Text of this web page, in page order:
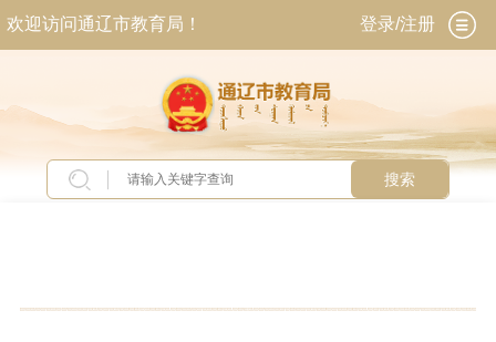
欢迎访问通辽市教育局！ 登录/注册
搜索